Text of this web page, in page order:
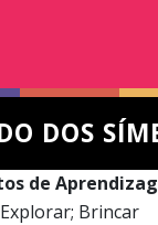
DOS
de
Explorar; Brincar